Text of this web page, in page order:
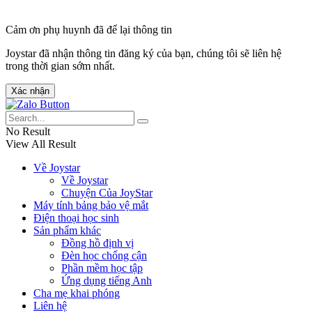
Cảm ơn phụ huynh đã để lại thông tin
Joystar đã nhận thông tin đăng ký của bạn, chúng tôi sẽ liên hệ
trong thời gian sớm nhất.
Xác nhận
No Result
View All Result
Về Joystar
Về Joystar
Chuyện Của JoyStar
Máy tính bảng bảo vệ mắt
Điện thoại học sinh
Sản phẩm khác
Đồng hồ định vị
Đèn học chống cận
Phần mềm học tập
Ứng dụng tiếng Anh
Cha mẹ khai phóng
Liên hệ